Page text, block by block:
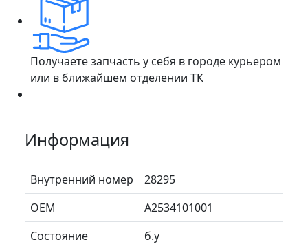
Получаете запчасть у себя в городе курьером
или в ближайшем отделении ТК
Информация
Внутренний номер
28295
ОЕМ
A2534101001
Состояние
б.у